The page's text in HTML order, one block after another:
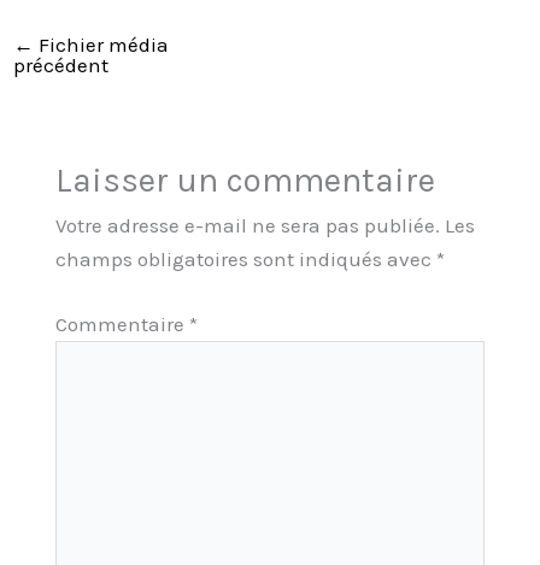
← Fichier média
précédent
Laisser un commentaire
Votre adresse e-mail ne sera pas publiée. Les
champs obligatoires sont indiqués avec *
Commentaire *